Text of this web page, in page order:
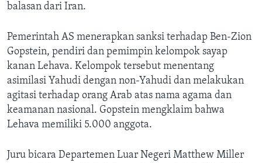
balasan dari Iran.
Pemerintah AS menerapkan sanksi terhadap Ben-Zion
Gopstein, pendiri dan pemimpin kelompok sayap
kanan Lehava. Kelompok tersebut menentang
asimilasi Yahudi dengan non-Yahudi dan melakukan
agitasi terhadap orang Arab atas nama agama dan
keamanan nasional. Gopstein mengklaim bahwa
Lehava memiliki 5.000 anggota.
Juru bicara Departemen Luar Negeri Matthew Miller